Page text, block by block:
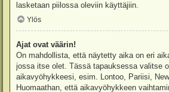
lasketaan piilossa oleviin käyttäjiin.
Ylös
Ajat ovat väärin!
On mahdollista, että näytetty aika on eri
jossa itse olet. Tässä tapauksessa valitse
aikavyöhykkeesi, esim. Lontoo, Pariisi,
Huomaathan, että aikavyöhykkeen